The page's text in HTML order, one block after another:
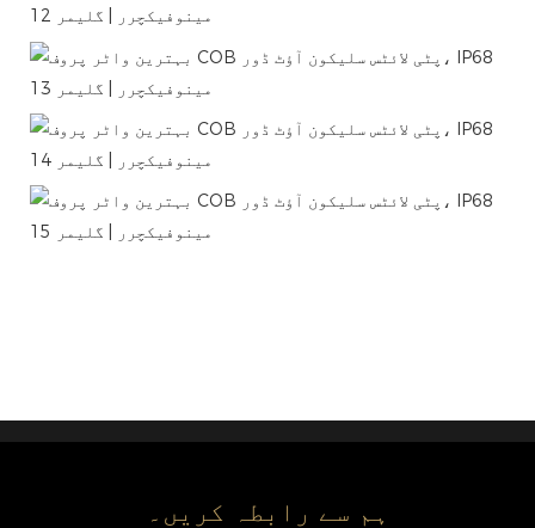
ہم سے رابطہ کریں۔